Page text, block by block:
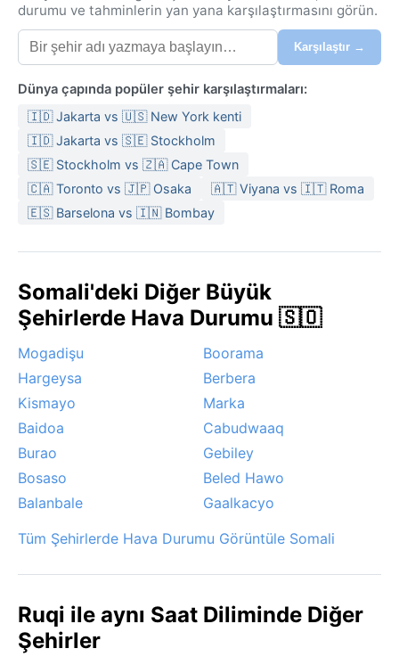
durumu ve tahminlerin yan yana karşılaştırmasını görün.
Karşılaştır →
Dünya çapında popüler şehir karşılaştırmaları:
🇮🇩 Jakarta vs 🇺🇸 New York kenti
🇮🇩 Jakarta vs 🇸🇪 Stockholm
🇸🇪 Stockholm vs 🇿🇦 Cape Town
🇨🇦 Toronto vs 🇯🇵 Osaka
🇦🇹 Viyana vs 🇮🇹 Roma
🇪🇸 Barselona vs 🇮🇳 Bombay
Somali'deki Diğer Büyük
Şehirlerde Hava Durumu 🇸🇴
Mogadişu
Boorama
Hargeysa
Berbera
Kismayo
Marka
Baidoa
Cabudwaaq
Burao
Gebiley
Bosaso
Beled Hawo
Balanbale
Gaalkacyo
Tüm Şehirlerde Hava Durumu Görüntüle Somali
Ruqi ile aynı Saat Diliminde Diğer
Şehirler